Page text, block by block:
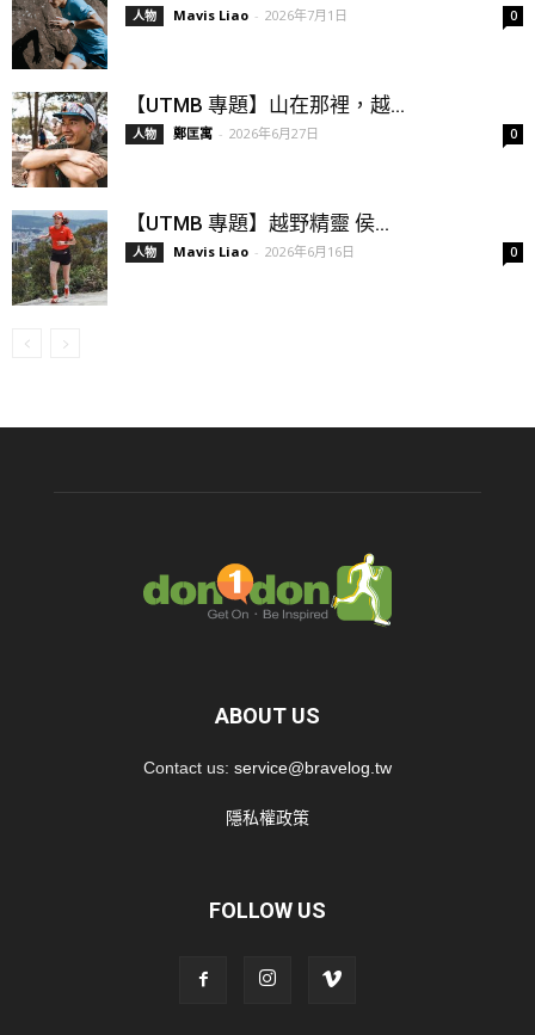
人物 Mavis Liao - 2026年7月1日 0
【UTMB 專題】山在那裡，越...
人物 鄭匡寓 - 2026年6月27日 0
【UTMB 專題】越野精靈 侯...
人物 Mavis Liao - 2026年6月16日 0
ABOUT US
Contact us: service@bravelog.tw
隱私權政策
FOLLOW US